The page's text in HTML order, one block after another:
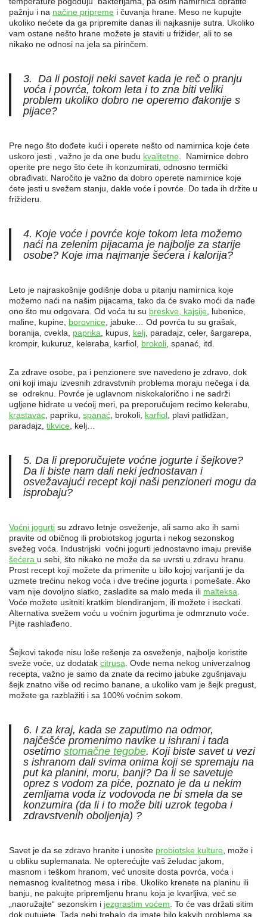
pažnju i na načine pripreme i čuvanja hrane. Meso ne kupujte
ukoliko nećete da ga pripremite danas ili najkasnije sutra. Ukoliko
vam ostane nešto hrane možete je staviti u frižider, ali to se
nikako ne odnosi na jela sa pirinčem.
3. Da li postoji neki savet kada je reč o pranju
voća i povrća, tokom leta i to zna biti veliki
problem ukoliko dobro ne operemo đakonije s
pijace?
Pre nego što dođete kući i operete nešto od namirnica koje ćete
uskoro jesti , važno je da one budu kvalitetne. Namirnice dobro
operite pre nego što ćete ih konzumirati, odnosno termički
obrađivati. Naročito je važno da dobro operete namirnice koje
ćete jesti u svežem stanju, dakle voće i povrće. Do tada ih držite u
frižideru.
4. Koje voće i povrće koje tokom leta možemo
naći na zelenim pijacama je najbolje za starije
osobe? Koje ima najmanje šećera i kalorija?
Leto je najraskošnije godišnje doba u pitanju namirnica koje
možemo naći na našim pijacama, tako da će svako moći da nađe
ono što mu odgovara. Od voća tu su breskve, kajsije, lubenice,
maline, kupine, borovnice, jabuke… Od povrća tu su grašak,
boranija, cvekla, paprika, kupus, kelj, paradajz, celer, šargarepa,
krompir, kukuruz, keleraba, karfiol, brokoli, spanać, itd.
Za zdrave osobe, pa i penzionere sve navedeno je zdravo, dok
oni koji imaju izvesnih zdravstvnih problema moraju nečega i da
se odreknu. Povrće je uglavnom niskokalorično i ne sadrži
ugljene hidrate u većoij meri, pa preporučujem recimo kelerabu,
krastavac, papriku, spanać, brokoli, karfiol, plavi patlidžan,
paradajz, tikvice, kelj…
5. Da li preporučujete voćne jogurte i šejkove?
Da li biste nam dali neki jednostavan i
osvežavajući recept koji naši penzioneri mogu da
isprobaju?
Voćni jogurti su zdravo letnje osveženje, ali samo ako ih sami
pravite od običnog ili probiotskog jogurta i nekog sezonskog
svežeg voća. Industrijski voćni jogurti jednostavno imaju previše
šećera u sebi, što nikako ne može da se uvrsti u zdravu hranu.
Prost recept koji možete da primenite u bilo kojoj varijanti je da
uzmete trećinu nekog voća i dve trećine jogurta i pomešate. Ako
vam nije dovoljno slatko, zasladite sa malo meda ili malteksa.
Voće možete usitniti kratkim blendiranjem, ili možete i iseckati.
Alternativa svežem voću u voćnim jogurtima je odmrznuto voće.
Pijte rashlađeno.
Šejkovi takođe nisu loše rešenje za osveženje, najbolje koristite
sveže voće, uz dodatak citrusa. Ovde nema nekog univerzalnog
recepta, važno je samo da znate da recimo jabuke zgušnjavaju
šejk znatno više od recimo banane, a ukoliko vam je šejk pregust,
možete ga razblažiti i sa 100% voćnim sokom.
6. I za kraj, kada se zaputimo na odmor,
najčešće promenimo navike u ishrani i tada
osetimo stomačne tegobe. Koji biste savet u vezi
s ishranom dali svima onima koji se spremaju na
put ka planini, moru, banji? Da li se savetuje
oprez s vodom za piće, poznato je da u nekim
zemljama voda iz vodovoda ne bi smela da se
konzumira (da li i to može biti uzrok tegoba i
zdravstvenih oboljenja) ?
Savet je da se zdravo hranite i unosite probiotske kulture, može i
u obliku suplemanata. Ne opterećujte vaš želudac jakom,
masnom i teškom hranom, već unosite dosta povrća, voća i
nemasnog kvalitetnog mesa i ribe. Ukoliko krenete na planinu ili
banju, ne pakujte pripremljenu hranu koja je kvarljiva, već se
„naoružajte“ sezonskim i jezgrastim voćem. To će vas držati sitim
dok putujete. Tada nebi trebalo da imate bilo kakvih problema sa